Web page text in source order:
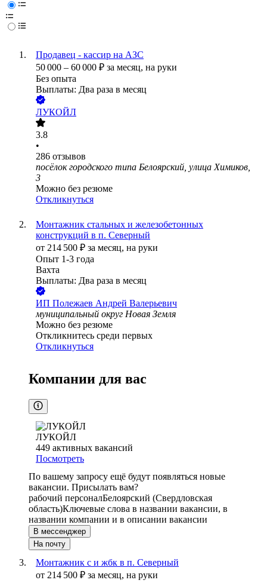
Продавец - кассир на АЗС
50 000 – 60 000 ₽ за месяц, на руки
Без опыта
Выплаты: Два раза в месяц
ЛУКОЙЛ
3.8
•
286 отзывов
посёлок городского типа Белоярский, улица Химиков,
3
Можно без резюме
Откликнуться
Монтажник стальных и железобетонных
конструкций в п. Северный
от 214 500 ₽ за месяц, на руки
Опыт 1-3 года
Вахта
Выплаты: Два раза в месяц
ИП Полежаев Андрей Валерьевич
муниципальный округ Новая Земля
Можно без резюме
Откликнитесь среди первых
Откликнуться
Компании для вас
ЛУКОЙЛ
449 активных вакансий
Посмотреть
По вашему запросу ещё будут появляться новые
вакансии. Присылать вам?
рабочий персоналБелоярский (Свердловская
область)Ключевые слова в названии вакансии, в
названии компании и в описании вакансии
В мессенджер
На почту
Монтажник с и жбк в п. Северный
от 214 500 ₽ за месяц, на руки